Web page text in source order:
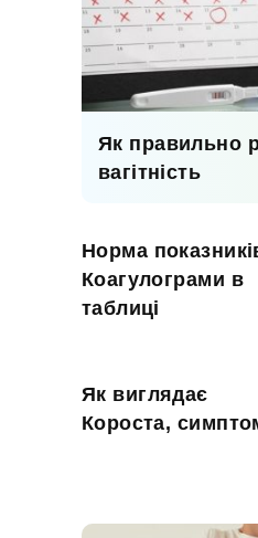
Як правильно
вагітність
Норма
Коагулограми в
таблиці
Як виглядає
Короста,